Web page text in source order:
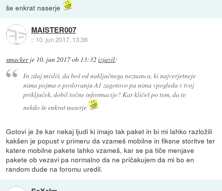
še enkrat naserje
MAISTER007
:: 10. jun 2017, 13:36
smackerje 10. jun 2017 ob 13:32 izjavil:
In zdaj misliš, da boš od naključnega neznanca, ki najverjetneje
nima pojma o poslovanju A1 zagotovo pa nima vpogleda v tvoj
priključek, dobil točne informacije? Kar kličeš po tem, da te
nekdo še enkrat naserje
Gotovi je že kar nekaj ljudi ki imajo tak paket in bi mi lahko razložili
kakšen je popust v primeru da vzameš mobilne in fiksne storitve ter
katere mobilne pakete lahko vzameš, kar se pa tiče menjave
pakete ob vezavi pa normalno da ne pričakujem da mi bo en
random dude na foromu uredil.